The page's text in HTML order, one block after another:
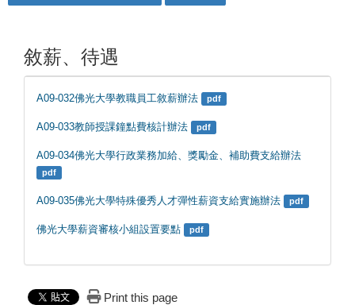
敘薪、待遇
A09-032佛光大學教職員工敘薪辦法 pdf
A09-033教師授課鐘點費核計辦法 pdf
A09-034佛光大學行政業務加給、獎勵金、補助費支給辦法
pdf
A09-035佛光大學特殊優秀人才彈性薪資支給實施辦法 pdf
佛光大學薪資審核小組設置要點 pdf
Print this page